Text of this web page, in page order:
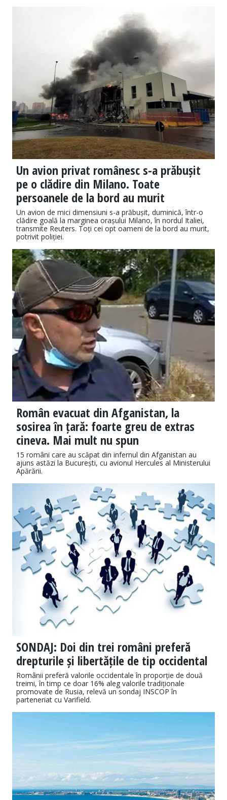
Un avion privat românesc s-a prăbușit
pe o clădire din Milano. Toate
persoanele de la bord au murit
Un avion de mici dimensiuni s-a prăbușit, duminică, într-o
clădire goală la marginea orașului Milano, în nordul Italiei,
transmite Reuters. Toți cei opt oameni de la bord au murit,
potrivit poliției.
Român evacuat din Afganistan, la
sosirea în țară: foarte greu de extras
cineva. Mai mult nu spun
15 români care au scăpat din infernul din Afganistan au
ajuns astăzi la București, cu avionul Hercules al Ministerului
Apărării.
SONDAJ: Doi din trei români preferă
drepturile și libertățile de tip occidental
Românii preferă valorile occidentale în proporție de două
treimi, în timp ce doar 16% aleg valorile tradiționale
promovate de Rusia, relevă un sondaj INSCOP în
parteneriat cu Varifield.